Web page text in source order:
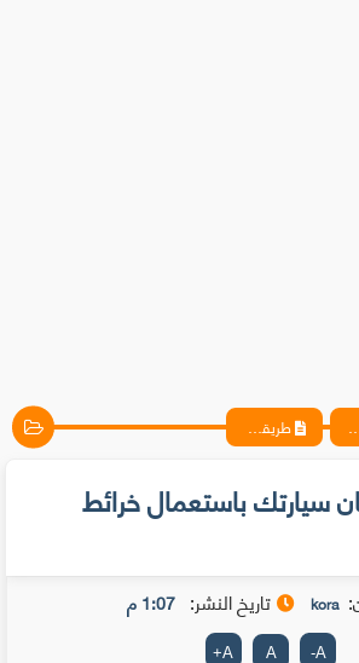
طريقة إيجاد مكان سيارتك باستعمال خرائط جوجل فقط!
سيارتك باستعمال خرائط
kora تاريخ النشر: 1:07 م
A
-
A
A
+